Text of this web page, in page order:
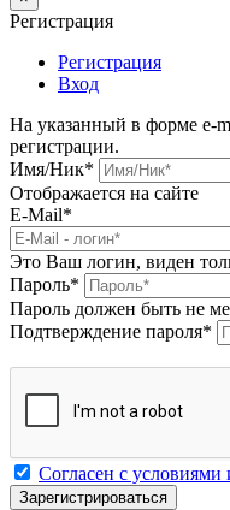
Регистрация
Регистрация
Вход
На указанный в форме e-
регистрации.
Имя/Ник*
Отображается на сайте
E-Mail*
Это Ваш логин, виден
Пароль*
Пароль должен быть не
Подтверждение пароля*
Согласен с условиями